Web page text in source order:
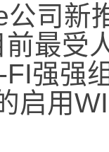
司新
最受
强强
启用